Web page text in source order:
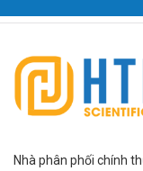
Nhà phân phối chính